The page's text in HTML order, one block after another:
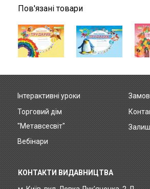
Пов'язані товари
КОНТАКТИ ВИДАВНИЦТВА
Footer
menu
Інтерактивні уроки
Торговий дім
"Метавсесвіт"
Вебінари